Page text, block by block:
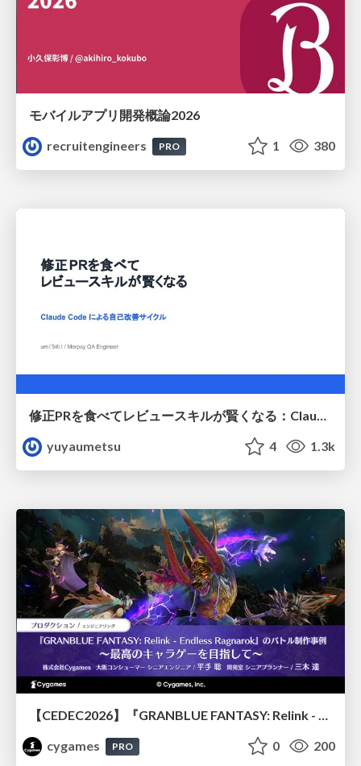
モバイルアプリ開発概論2026
recruitengineers
PRO 1 380
yuyaumetsu
4 1.3k
【CEDEC2026】『GRANBLUE FANTASY: Relink - Endless Ragnarok』のバトル制作事例 ～最高のキャラゲーを目指して～
cygames
PRO 0 200